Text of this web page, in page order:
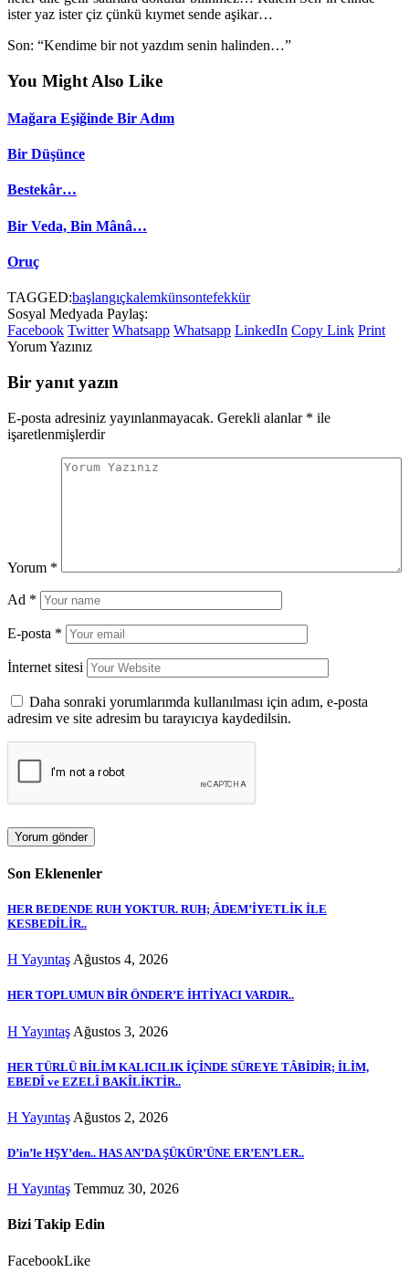
ister yaz ister çiz çünkü kıymet sende aşikar…
Son: “Kendime bir not yazdım senin halinden…”
You Might Also Like
Mağara Eşiğinde Bir Adım
Bir Düşünce
Bestekâr…
Bir Veda, Bin Mânâ…
Oruç
TAGGED:başlangıçkalemkünsontefekkür
Sosyal Medyada Paylaş:
Facebook Twitter Whatsapp Whatsapp LinkedIn Copy Link Print
Yorum Yazınız
Bir yanıt yazın
E-posta adresiniz yayınlanmayacak. Gerekli alanlar * ile
işaretlenmişlerdir
Yorum *
Ad *
E-posta *
İnternet sitesi
Daha sonraki yorumlarımda kullanılması için adım, e-posta
adresim ve site adresim bu tarayıcıya kaydedilsin.
Son Eklenenler
HER BEDENDE RUH YOKTUR. RUH; ÂDEM’İYETLİK İLE
KESBEDİLİR..
H Yayıntaş Ağustos 4, 2026
HER TOPLUMUN BİR ÖNDER’E İHTİYACI VARDIR..
H Yayıntaş Ağustos 3, 2026
HER TÜRLÜ BİLİM KALICILIK İÇİNDE SÜREYE TÂBİDİR; İLİM,
EBEDÎ ve EZELÎ BAKÎLİKTİR..
H Yayıntaş Ağustos 2, 2026
D’in’le HŞY’den.. HAS AN’DA ŞÜKÜR’ÜNE ER’EN’LER..
H Yayıntaş Temmuz 30, 2026
Bizi Takip Edin
FacebookLike